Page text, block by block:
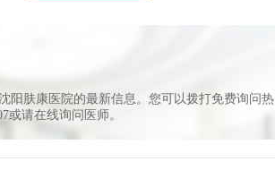
阳肤康医院的最新信息。您可以拨打免费询问热
或请在线询问医师。